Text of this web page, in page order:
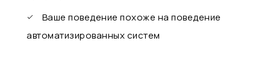
Ваше поведение похоже на поведение
автоматизированных систем